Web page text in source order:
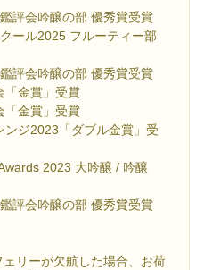
評会吟醸の部 優秀賞受賞
ール2025 フルーティー部
評会吟醸の部 優秀賞受賞
「金賞」受賞
「金賞」受賞
ンジ2023「ダブル金賞」受
2023 大吟醸 / 吟醸
評会吟醸の部 優秀賞受賞
リーが欠航した場合、お荷